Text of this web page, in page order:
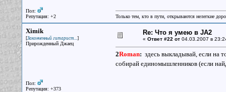
Пол:
Репутация: +2
Только тем, кто в пути, открываются нелегкие
Ximik
[Законченный гитарист...]
Прирожденный Джаец
Пол:
Репутация: +373
Re: Что я умею в JA2
« Ответ #22 от04.03.2007 в
2Roman: здесь выкладывай, если на
собирай единомышленников (если